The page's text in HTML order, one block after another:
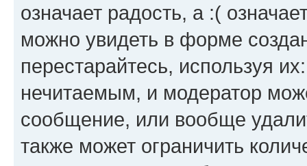
означает радость, а :(
можно увидеть в форме
перестарайтесь, используя
нечитаемым, и модератор
сообщение, или вообще
также может ограничить